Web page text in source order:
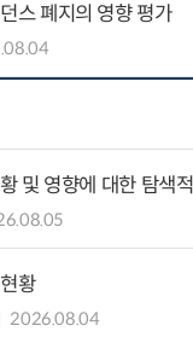
스 폐지의 영향 평가
및 영향에 대한 탐색
황
2026.08.04